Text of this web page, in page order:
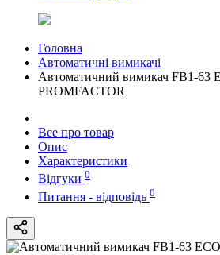
Головна
Автоматичні вимикачі
Автоматичний вимикач FB1-63
PROMFACTOR
Все про товар
Опис
Характеристики
Відгуки 0
Питання - відповідь 0